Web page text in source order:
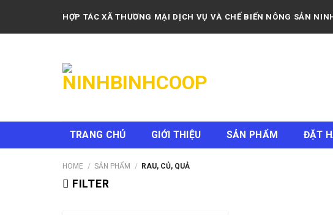
HỢP TÁC XÃ THƯƠNG MẠI DỊCH VỤ VÀ CHẾ BIẾN NÔNG SẢN
TRANG CHỦ GIỚI THIỆU SẢN PHẨM ĐẶT
HOME / SẢN PHẨM / RAU, CỦ, QUẢ
FILTER